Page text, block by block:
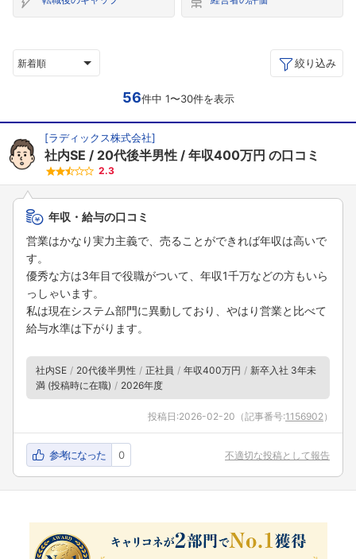
新着順 絞り込み
56件中 1〜30件を表示
[ラディックス株式会社]
社内SE 20代後半男性 年収400万円 の口コミ
2.3
年収・給与の口コミ
営業はかなり実力主義で、売ることができれば年収は高いで
す。
優秀な方は3年目で役職がついて、年収1千万などの方もいら
っしゃいます。
私は現在システム部門に異動しており、やはり営業と比べて
給与水準は下がります。
社内SE 20代後半男性 正社員 年収400万円
新卒入社 3年未
満 (投稿時に在職)
2026年度
投稿日:2026-02-20 （記事番号:1156902）
参考になった 0 不適切な投稿として報告